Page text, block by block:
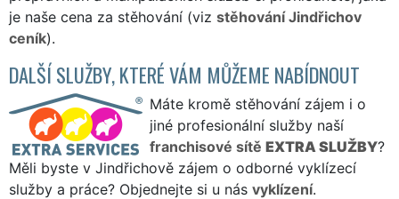
je naše cena za stěhování (viz stěhování Jindřichov
ceník).
DALŠÍ SLUŽBY, KTERÉ VÁM MŮŽEME NABÍDNOUT
Máte kromě stěhování zájem i o
jiné profesionální služby naší
franchisové sítě EXTRA SLUŽBY?
Měli byste v Jindřichově zájem o odborné vyklízecí
služby a práce? Objednejte si u nás vyklízení.